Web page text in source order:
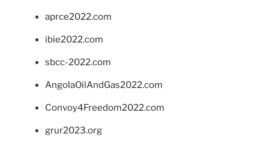
aprce2022.com
ibie2022.com
sbcc-2022.com
AngolaOilAndGas2022.com
Convoy4Freedom2022.com
grur2023.org